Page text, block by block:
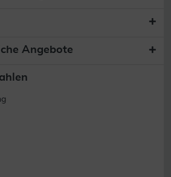
Angebote